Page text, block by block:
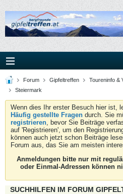
Forum Gipfeltreffen Toureninfo &
Steiermark
Wenn dies Ihr erster Besuch hier ist,
Häufig gestellte Fragen durch. Sie
registrieren, bevor Sie Beiträge
auf 'Registrieren', um den
können auch jetzt schon Beiträge
Forum aus, das Sie am meisten
Anmeldungen bitte nur mit
oder Einmal-Adressen können
SUCHHILFEN IM FORUM